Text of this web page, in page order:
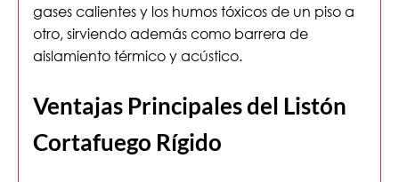
gases calientes y los humos tóxicos de un piso a
otro, sirviendo además como barrera de
aislamiento térmico y acústico.
Ventajas Principales del Listón
Cortafuego Rígido